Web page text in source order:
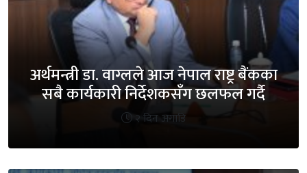
अर्थमन्त्री डा. वाग्लले आज नेपाल राष्ट्र बैंकका
सबै कार्यकारी निर्देशकसँग छलफल गर्दै
२ दिन अगाडि